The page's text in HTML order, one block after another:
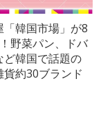
「韓国市場」が8
野菜パン、ドバ
ど韓国で話題の
貨約30ブランド